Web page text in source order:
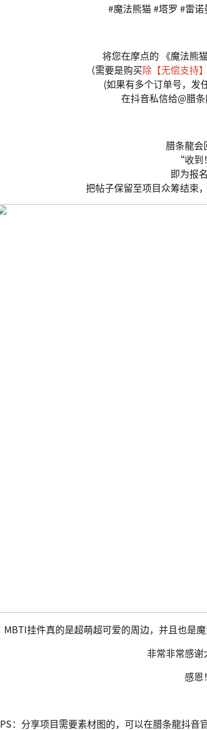
#魔法熊猫 #塔罗 #雷
将您在摩点的 《魔法熊
（需要是购买除【无偿支持
(如果有多个订单号，发
在抖音私信给@腊条
腊条龍会
“收到
即为报
把帖子保留至项目众筹结束
MBTI挂件真的是超萌超可爱的周边，并且也是
非常非常感谢
感恩！
PS：分享项目需要素材图的，可以在腊条龍抖